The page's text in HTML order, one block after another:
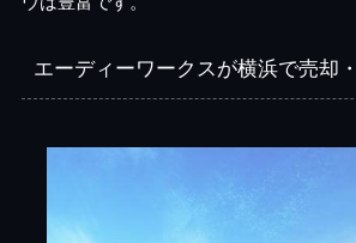
エーディーワークスが横浜で売却